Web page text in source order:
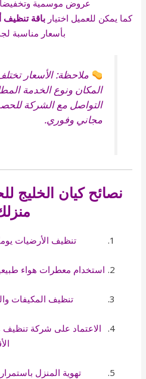
عروض موسمية
كما يمكن للعميل اختيارباقة
بأسعار مناسبة
ملاحظة: الأسعار
المكان ونوع الخدمة
التواصل مع الشركة
مجاني وفوري.
نصائح كيان الخليج
تنظيف الأرضيات
استخدام معطرات هواء
تنظيف المكيفات
الاعتماد على شركة
تهوية المنزل